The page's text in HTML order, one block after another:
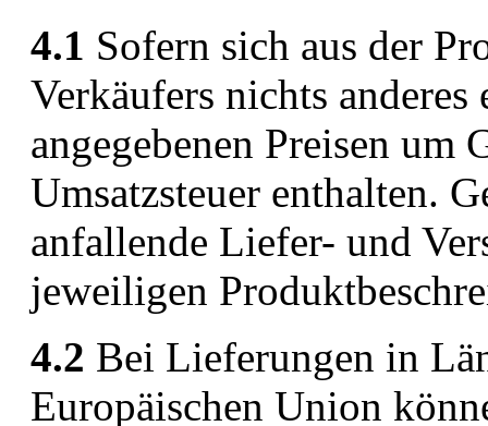
4.1 Sofern sich aus der
Verkäufers nichts
angegebenen Preisen um
Umsatzsteuer enthalten.
anfallende Liefer- und
jeweiligen
4.2 Bei Lieferungen in
Europäischen Union